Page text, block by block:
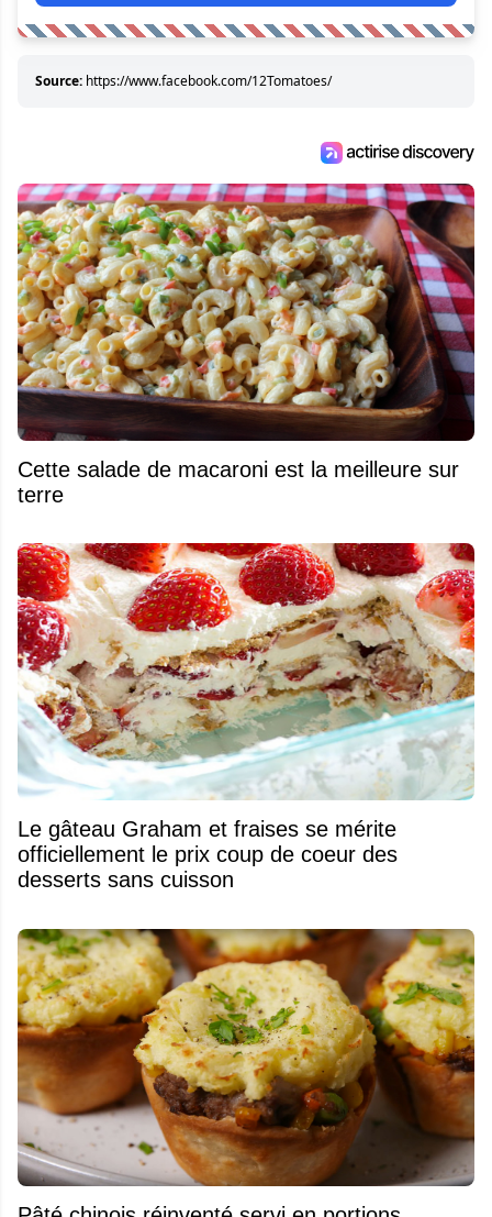
Source: https://www.facebook.com/12Tomatoes/
Cette salade de macaroni est la meilleure sur
terre
Le gâteau Graham et fraises se mérite
officiellement le prix coup de coeur des
desserts sans cuisson